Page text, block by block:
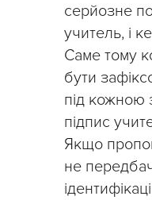
серйозне
учитель, і
Саме тому
бути
під кожною
підпис
Якщо
не